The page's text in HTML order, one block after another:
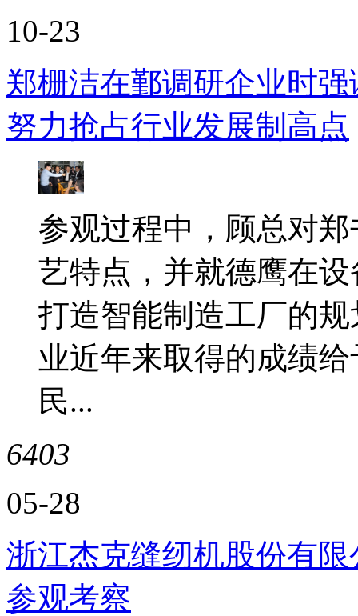
10-23
郑栅洁在鄞调研企业时
努力抢占行业发展制高点
参观过程中，顾总对
艺特点，并就德鹰在
打造智能制造工厂的
业近年来取得的成绩
民...
6403
05-28
浙江杰克缝纫机股份有
参观考察